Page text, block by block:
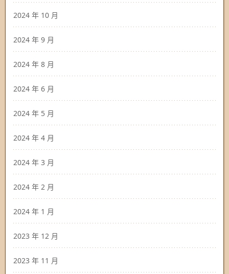
2024 年 10 月
2024 年 9 月
2024 年 8 月
2024 年 6 月
2024 年 5 月
2024 年 4 月
2024 年 3 月
2024 年 2 月
2024 年 1 月
2023 年 12 月
2023 年 11 月